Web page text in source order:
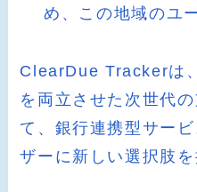
め、この地域のユ
ClearDue Trackerは
を両立させた次世代
て、銀行連携型サー
ザーに新しい選択肢を